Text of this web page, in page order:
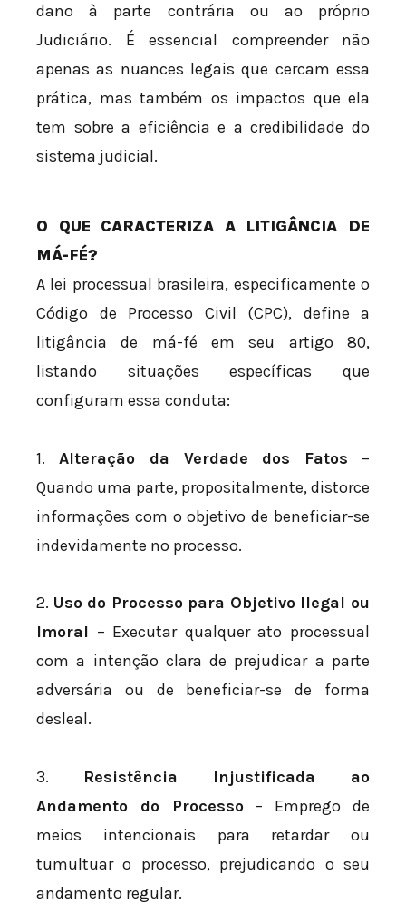
dano à parte contrária ou ao próprio
Judiciário. É essencial compreender não
apenas as nuances legais que cercam essa
prática, mas também os impactos que ela
tem sobre a eficiência e a credibilidade do
sistema judicial.
O QUE CARACTERIZA A LITIGÂNCIA DE
MÁ-FÉ?
A lei processual brasileira, especificamente o
Código de Processo Civil (CPC), define a
litigância de má-fé em seu artigo 80,
listando situações específicas que
configuram essa conduta:
1. Alteração da Verdade dos Fatos –
Quando uma parte, propositalmente, distorce
informações com o objetivo de beneficiar-se
indevidamente no processo.
2. Uso do Processo para Objetivo Ilegal ou
Imoral – Executar qualquer ato processual
com a intenção clara de prejudicar a parte
adversária ou de beneficiar-se de forma
desleal.
3. Resistência Injustificada ao
Andamento do Processo– Emprego de
meios intencionais para retardar ou
tumultuar o processo, prejudicando o seu
andamento regular.